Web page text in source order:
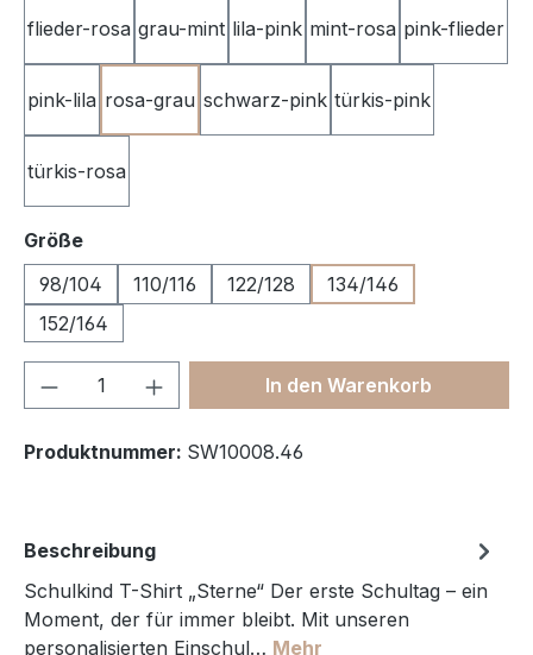
flieder-rosa grau-mint lila-pink mint-rosa pink-flieder
pink-lila rosa-grau schwarz-pink türkis-pink
türkis-rosa
Größeauswählen
98/104
110/116 122/128
134/146
152/164
Produkt Anzahl: Gib denIn den Warenkorb
Produktnummer: SW10008.46
Beschreibung
Schulkind T-Shirt „Sterne“ Der erste Schultag – ein
Moment, der für immer bleibt. Mit unseren
personalisierten Einschul… Mehr